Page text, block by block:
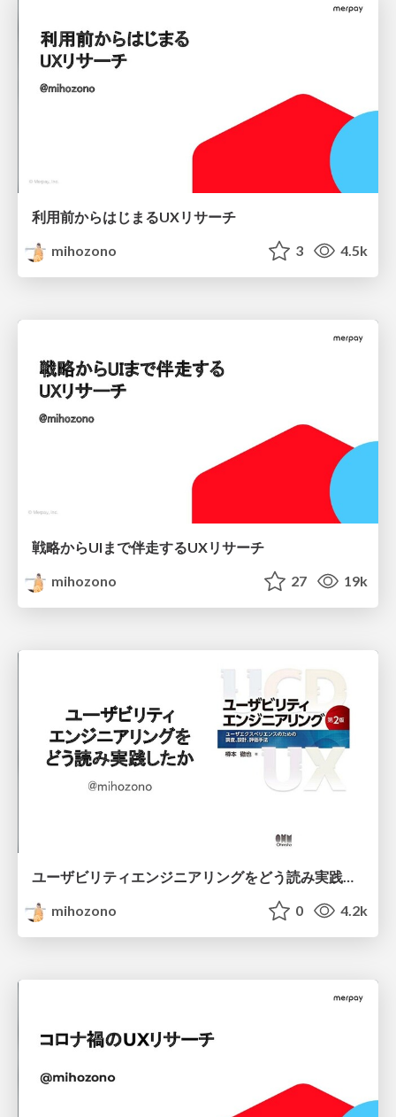
利用前からはじまるUXリサーチ
mihozono
3 4.5k
戦略からUIまで伴走するUXリサーチ
mihozono
27 19k
ユーザビリティエンジニアリングをどう読み実践したか
mihozono
0 4.2k